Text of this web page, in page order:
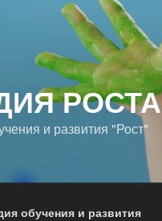
РОСТА
и развития "Рост"
обучения и развития